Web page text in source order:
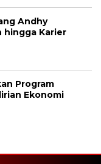
Andhy
hingga Karier
Program
Ekonomi